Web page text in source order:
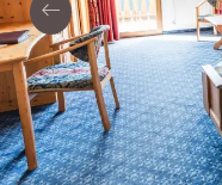
Offerte
Servizi inclusi
Buoni regali
Richiesta